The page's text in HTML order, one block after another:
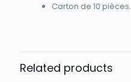
Carton de 10 pièces.
Related products